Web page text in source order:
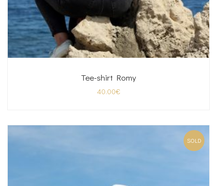
Tee-shirt Romy
40.00€
SOLD